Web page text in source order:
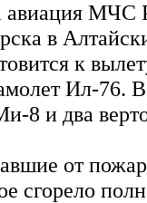
авиация МЧС
в
к
Ил-76.
8 и два
от
сгорело